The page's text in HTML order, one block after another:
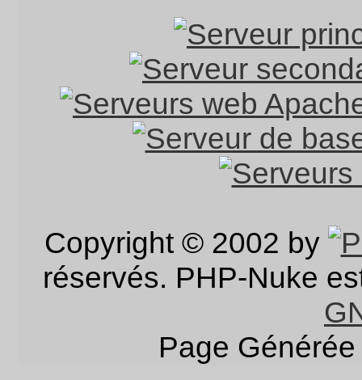
Copyright © 2002 by
réservés. PHP-Nuke
Page